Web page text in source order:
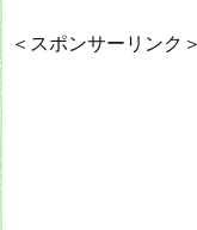
＜スポンサーリンク＞